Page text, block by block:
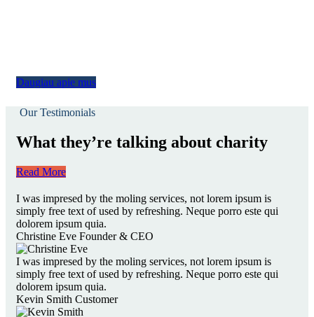
Daugiau apie mus
Our Testimonials
What they’re talking about charity
Read More
I was impresed by the moling services, not lorem ipsum is
simply free text of used by refreshing. Neque porro este qui
dolorem ipsum quia.
Christine Eve Founder & CEO
I was impresed by the moling services, not lorem ipsum is
simply free text of used by refreshing. Neque porro este qui
dolorem ipsum quia.
Kevin Smith Customer